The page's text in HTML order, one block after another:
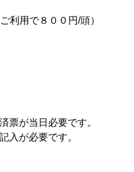
利用で８００円/頭）
票が当日必要です。
入が必要です。